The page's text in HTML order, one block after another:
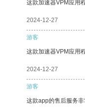
这款加速器VPM应用
2024-12-27
游客
这款加速器VPM应用
2024-12-27
游客
这款app的售后服务